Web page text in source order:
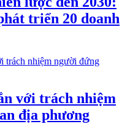
triển 20 doanh
với trách nhiệm
địa phương